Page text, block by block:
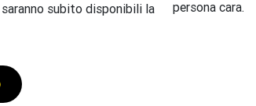
subito disponibili la
persona cara.